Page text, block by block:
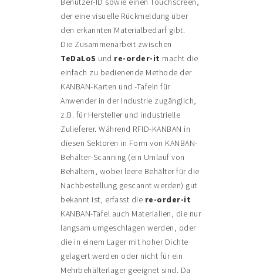
der eine visuelle Rückmeldung über
den erkannten Materialbedarf gibt.
Die Zusammenarbeit zwischen
TeDaLoS und re-order-it macht die
einfach zu bedienende Methode der
KANBAN-Karten und -Tafeln für
Anwender in der Industrie zugänglich,
z.B. für Hersteller und industrielle
Zulieferer. Während RFID-KANBAN in
diesen Sektoren in Form von KANBAN-
Behälter-Scanning (ein Umlauf von
Behältern, wobei leere Behälter für die
Nachbestellung gescannt werden) gut
bekannt ist, erfasst die re-order-it
KANBAN-Tafel auch Materialien, die nur
langsam umgeschlagen werden, oder
die in einem Lager mit hoher Dichte
gelagert werden oder nicht für ein
Mehrbehälterlager geeignet sind. Da